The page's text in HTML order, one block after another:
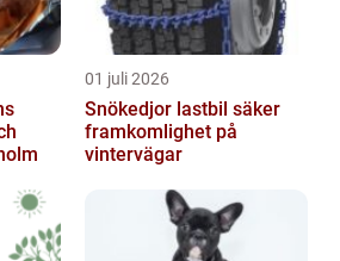
01 juli 2026
Snökedjor lastbil säker
framkomlighet på
vintervägar